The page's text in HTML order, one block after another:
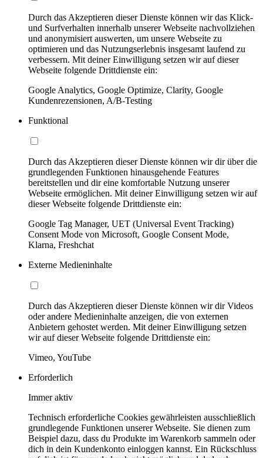
Durch das Akzeptieren dieser Dienste können wir das Klick-
und Surfverhalten innerhalb unserer Webseite nachvollziehen
und anonymisiert auswerten, um unsere Webseite zu
optimieren und das Nutzungserlebnis insgesamt laufend zu
verbessern. Mit deiner Einwilligung setzen wir auf dieser
Webseite folgende Drittdienste ein:
Google Analytics, Google Optimize, Clarity, Google
Kundenrezensionen, A/B-Testing
Funktional
Durch das Akzeptieren dieser Dienste können wir dir über die
grundlegenden Funktionen hinausgehende Features
bereitstellen und dir eine komfortable Nutzung unserer
Webseite ermöglichen. Mit deiner Einwilligung setzen wir auf
dieser Webseite folgende Drittdienste ein:
Google Tag Manager, UET (Universal Event Tracking)
Consent Mode von Microsoft, Google Consent Mode,
Klarna, Freshchat
Externe Medieninhalte
Durch das Akzeptieren dieser Dienste können wir dir Videos
oder andere Medieninhalte anzeigen, die von externen
Anbietern gehostet werden. Mit deiner Einwilligung setzen
wir auf dieser Webseite folgende Drittdienste ein:
Vimeo, YouTube
Erforderlich
Immer aktiv
Technisch erforderliche Cookies gewährleisten ausschließlich
grundlegende Funktionen unserer Webseite. Sie dienen zum
Beispiel dazu, dass du Produkte im Warenkorb sammeln oder
dich in dein Kundenkonto einloggen kannst. Ein Rückschluss